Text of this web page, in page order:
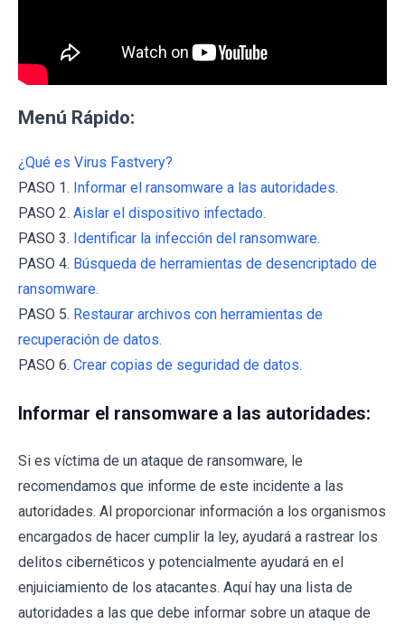
Menú Rápido:
¿Qué es Virus Fastvery?
PASO 1. Informar el ransomware a las autoridades.
PASO 2. Aislar el dispositivo infectado.
PASO 3. Identificar la infección del ransomware.
PASO 4. Búsqueda de herramientas de desencriptado de
ransomware.
PASO 5. Restaurar archivos con herramientas de
recuperación de datos.
PASO 6. Crear copias de seguridad de datos.
Informar el ransomware a las autoridades:
Si es víctima de un ataque de ransomware, le
recomendamos que informe de este incidente a las
autoridades. Al proporcionar información a los organismos
encargados de hacer cumplir la ley, ayudará a rastrear los
delitos cibernéticos y potencialmente ayudará en el
enjuiciamiento de los atacantes. Aquí hay una lista de
autoridades a las que debe informar sobre un ataque de